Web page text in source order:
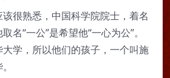
很熟悉，中国科学院院士，着名
名“一公”是希望他“一心为公”。
学，所以他们的孩子，一个叫施